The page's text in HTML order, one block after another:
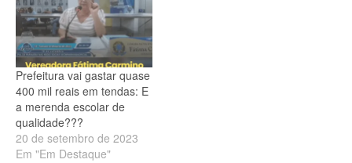
Prefeitura vai gastar quase
400 mil reais em tendas: E
a merenda escolar de
qualidade???
20 de setembro de 2023
Em "Em Destaque"